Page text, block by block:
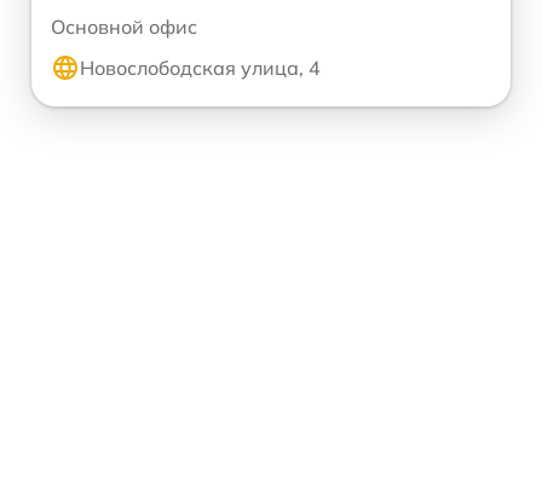
Основной офис
Новослободская улица, 4